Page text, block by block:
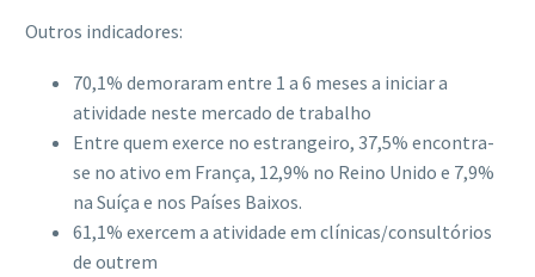
Outros indicadores:
70,1% demoraram entre 1 a 6 meses a iniciar a
atividade neste mercado de trabalho
Entre quem exerce no estrangeiro, 37,5% encontra-
se no ativo em França, 12,9% no Reino Unido e 7,9%
na Suíça e nos Países Baixos.
61,1% exercem a atividade em clínicas/consultórios
de outrem